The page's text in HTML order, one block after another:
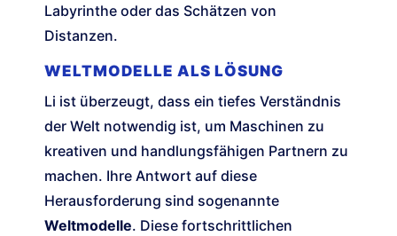
Labyrinthe oder das Schätzen von
Distanzen.
WELTMODELLE ALS LÖSUNG
Li ist überzeugt, dass ein tiefes Verständnis
der Welt notwendig ist, um Maschinen zu
kreativen und handlungsfähigen Partnern zu
machen. Ihre Antwort auf diese
Herausforderung sind sogenannte
Weltmodelle. Diese fortschrittlichen